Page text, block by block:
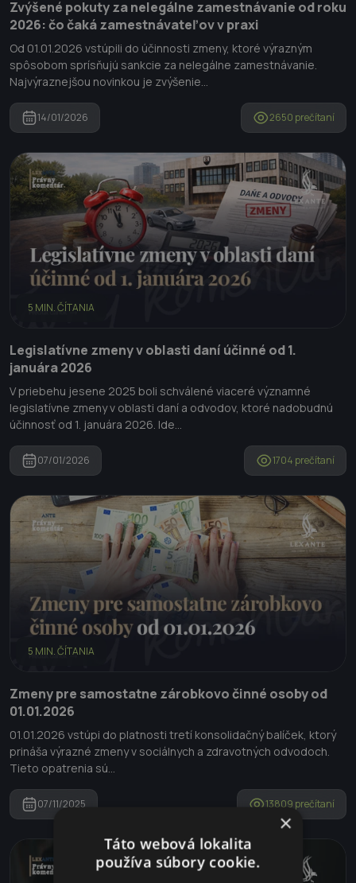
Zvýšené pokuty za nelegálne zamestnávanie od roku
2026: čo čaká zamestnávateľov v praxi
Od 01.01.2026 vstúpili do účinnosti zmeny, ktoré výrazným
spôsobom sprísňujú sankcie za nelegálne zamestnávanie.
Najvýraznejšou novinkou je zvýšenie...
14/01/2026 2650 prečítaní
5 MIN. ČÍTANIA
Legislatívne zmeny v oblasti daní účinné od 1.
januára 2026
V priebehu jesene 2025 boli schválené viaceré významné
legislatívne zmeny v oblasti daní a odvodov, ktoré nadobudnú
účinnosť od 1. januára 2026. Ide...
07/01/2026 1704 prečítaní
5 MIN. ČÍTANIA
Zmeny pre samostatne zárobkovo činné osoby od
01.01.2026
01.01.2026 vstúpi do platnosti tretí konsolidačný balíček, ktorý
prináša výrazné zmeny v sociálnych a zdravotných odvodoch.
Tieto opatrenia sú...
07/11/2025 13809 prečítaní
×
Táto webová lokalita
používa súbory cookie.